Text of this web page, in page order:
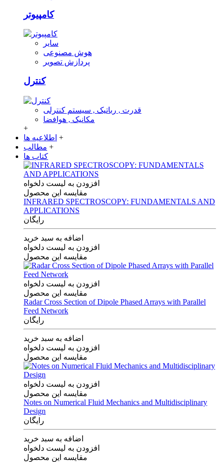
کامپیوتر
سایر
هوش مصنوعی
پردازش تصویر
کنترل
قدرت , رباتیک , سیستم کنترلی
مکانیک , هوافضا
+
اطلاعیه ها +
مطالب +
کتاب ها
افزودن به لیست دلخواه
مقایسه این محصول
INFRARED SPECTROSCOPY: FUNDAMENTALS AND
APPLICATIONS
رایگان
اضافه به سبد خرید
افزودن به لیست دلخواه
مقایسه این محصول
افزودن به لیست دلخواه
مقایسه این محصول
Radar Cross Section of Dipole Phased Arrays with Parallel
Feed Network
رایگان
اضافه به سبد خرید
افزودن به لیست دلخواه
مقایسه این محصول
افزودن به لیست دلخواه
مقایسه این محصول
Notes on Numerical Fluid Mechanics and Multidisciplinary
Design
رایگان
اضافه به سبد خرید
افزودن به لیست دلخواه
مقایسه این محصول